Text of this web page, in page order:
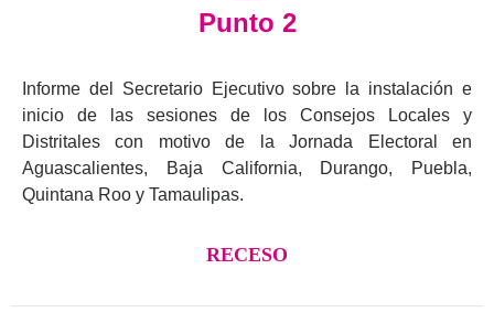
Punto 2
Informe del Secretario Ejecutivo sobre la instalación e
inicio de las sesiones de los Consejos Locales y
Distritales con motivo de la Jornada Electoral en
Aguascalientes, Baja California, Durango, Puebla,
Quintana Roo y Tamaulipas.
RECESO